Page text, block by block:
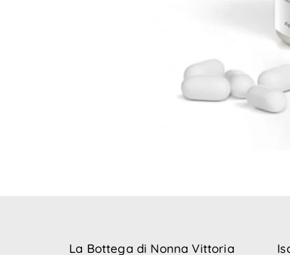
La Bottega di Nonna Vittoria